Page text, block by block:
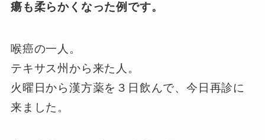
瘍も柔らかくなった例です。
喉癌の一人。
テキサス州から来た人。
火曜日から漢方薬を３日飲んで、今日再診に
来ました。